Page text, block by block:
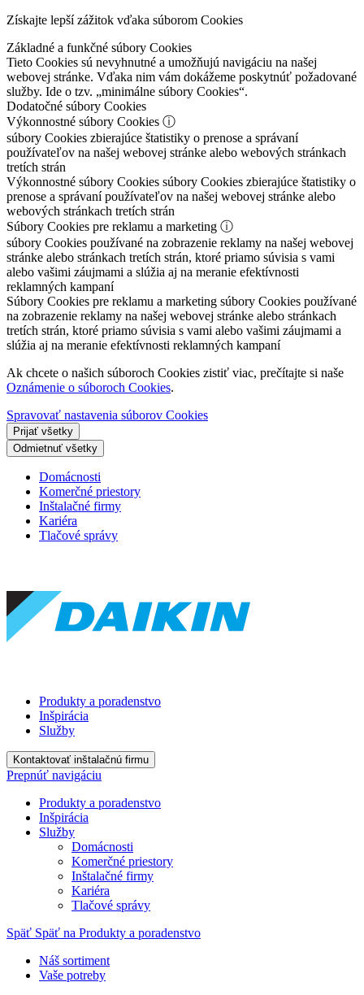
Získajte lepší zážitok vďaka súborom Cookies
Základné a funkčné súbory Cookies
Tieto Cookies sú nevyhnutné a umožňujú navigáciu na našej
webovej stránke. Vďaka nim vám dokážeme poskytnúť požadované
služby. Ide o tzv. „minimálne súbory Cookies“.
Dodatočné súbory Cookies
Výkonnostné súbory Cookies ⓘ
súbory Cookies zbierajúce štatistiky o prenose a správaní
používateľov na našej webovej stránke alebo webových stránkach
tretích strán
Výkonnostné súbory Cookies súbory Cookies zbierajúce štatistiky o
prenose a správaní používateľov na našej webovej stránke alebo
webových stránkach tretích strán
Súbory Cookies pre reklamu a marketing ⓘ
súbory Cookies používané na zobrazenie reklamy na našej webovej
stránke alebo stránkach tretích strán, ktoré priamo súvisia s vami
alebo vašimi záujmami a slúžia aj na meranie efektívnosti
reklamných kampaní
Súbory Cookies pre reklamu a marketing súbory Cookies používané
na zobrazenie reklamy na našej webovej stránke alebo stránkach
tretích strán, ktoré priamo súvisia s vami alebo vašimi záujmami a
slúžia aj na meranie efektívnosti reklamných kampaní
Ak chcete o našich súboroch Cookies zistiť viac, prečítajte si naše
Oznámenie o súboroch Cookies.
Spravovať nastavenia súborov Cookies
Prijať všetky
Odmietnuť všetky
Domácnosti
Komerčné priestory
Inštalačné firmy
Kariéra
Tlačové správy
Produkty a poradenstvo
Inšpirácia
Služby
Kontaktovať inštalačnú firmu
Prepnúť navigáciu
Produkty a poradenstvo
Inšpirácia
Služby
Domácnosti
Komerčné priestory
Inštalačné firmy
Kariéra
Tlačové správy
Späť Späť na Produkty a poradenstvo
Náš sortiment
Vaše potreby